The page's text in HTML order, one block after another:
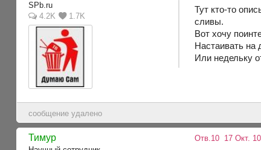
SPb.ru
4.2K
1.7K
Тут кто-то
сливы.
Вот хочу
Настаивать на
Или недельку
сообщение удалено
Тимур Отв.10 17 Окт.